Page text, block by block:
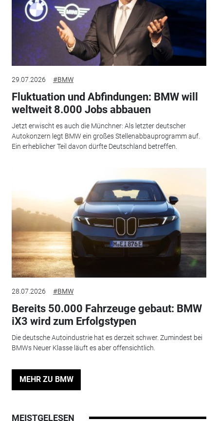
29.07.2026 #BMW
Fluktuation und Abfindungen: BMW will
weltweit 8.000 Jobs abbauen
Jetzt erwischt es auch die Münchner: Als letzter deutscher
Autokonzern legt BMW ein großes Stellenabbauprogramm auf.
Ein erheblicher Teil davon dürfte Deutschland betreffen.
28.07.2026 #BMW
Bereits 50.000 Fahrzeuge gebaut: BMW
iX3 wird zum Erfolgstypen
Die deutsche Autoindustrie hat es derzeit schwer. Zumindest bei
BMWs Neuer Klasse läuft es aber offensichtlich.
MEHR ZU BMW
MEISTGELESEN